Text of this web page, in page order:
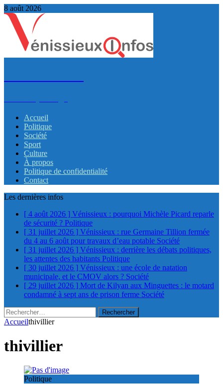
8 août 2026
Accueil
Politique
Société
Sport
Culture
À propos
Politique de confidentialité
Contact
Les dernières infos
[ 4 août 2026 ] Vénissieux : pourquoi Michèle Picard reparle
de sécurité ? Politique
[ 31 juillet 2026 ] Vénissieux : rue Germaine Tillion fermée
du 4 au 6 août pour travaux d’eau potable Société
[ 31 juillet 2026 ] Vénissieux : derrière les débats politiques,
les attentes des habitants Politique
[ 30 juillet 2026 ] Vénissieux : une école de natation
municipale, et le CMOV alors ? Société
[ 29 juillet 2026 ] Mort de Kilyan aux Minguettes : le motard
condamné à sept ans de prison ferme Société
Rechercher :
Accueilthivillier
thivillier
Politique